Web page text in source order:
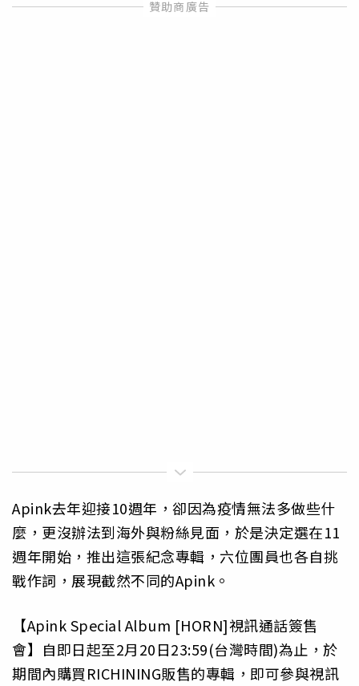
Apink去年迎接10週年，卻因為疫情無法多做些什
麼，更沒辦法到海外與粉絲見面，於是決定選在11
週年開始，推出這張紀念專輯，六位團員也各自挑
戰作詞，展現截然不同的Apink。
【Apink Special Album [HORN]視訊通話簽售
會】自即日起至2月20日23:59(台灣時間)為止，於
期間內購買RICHINING販售的專輯，即可參與視訊